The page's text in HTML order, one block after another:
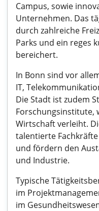
Campus, sowie
Unternehmen. Das
durch zahlreiche
Parks und ein reges
bereichert.
In Bonn sind vor
IT,
Die Stadt ist zudem
Forschungsinstitute,
Wirtschaft verleiht.
talentierte
und fördern den
und Industrie.
Typische
im
im